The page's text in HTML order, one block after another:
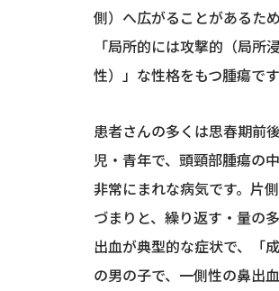
側）へ広がることがあるため
「局所的には攻撃的（局所
性）」な性格をもつ腫瘍です
患者さんの多くは思春期前
児・青年で、頭頸部腫瘍の
非常にまれな病気です。片
づまりと、繰り返す・量の
出血が典型的な症状で、「
の男の子で、一側性の鼻出